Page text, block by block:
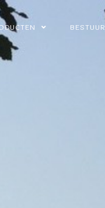
BESTUUR